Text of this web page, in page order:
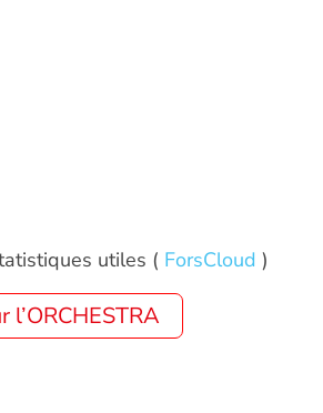
utiles ( ForsCloud )